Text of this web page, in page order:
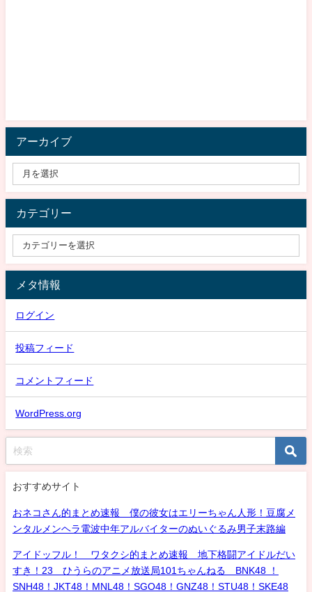
アーカイブ
カテゴリー
メタ情報
ログイン
投稿フィード
コメントフィード
WordPress.org
おすすめサイト
おネコさん的まとめ速報 僕の彼女はエリーちゃん人形！豆腐メ
ンタルメンヘラ電波中年アルバイターのぬいぐるみ男子末路編
アイドッフル！ ワタクシ的まとめ速報 地下格闘アイドルだい
すき！23 ひうらのアニメ放送局101ちゃんねる BNK48 ！
SNH48！JKT48！MNL48！SGO48！GNZ48！STU48！SKE48